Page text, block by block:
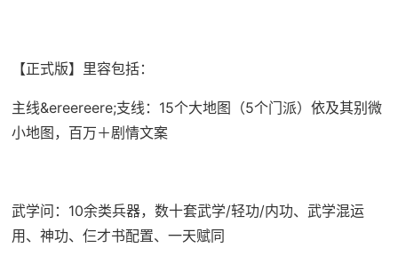
【正式版】里容包括：
主线&ereereere;支线：15个大地图（5个门派）依及其别微
小地图，百万＋剧情文案
武学问：10余类兵器，数十套武学/轻功/内功、武学混运
用、神功、仨才书配置、一天赋同